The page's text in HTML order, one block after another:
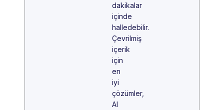
dakikalar
içinde
halledebilir.
Çevrilmiş
içerik
için
en
iyi
çözümler,
AI